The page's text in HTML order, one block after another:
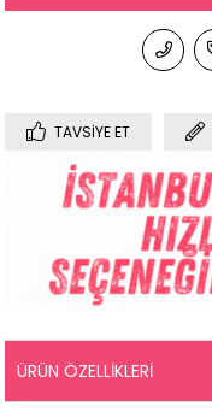
TAVSIYE ET
ÜRÜN ÖZELLIKLERI